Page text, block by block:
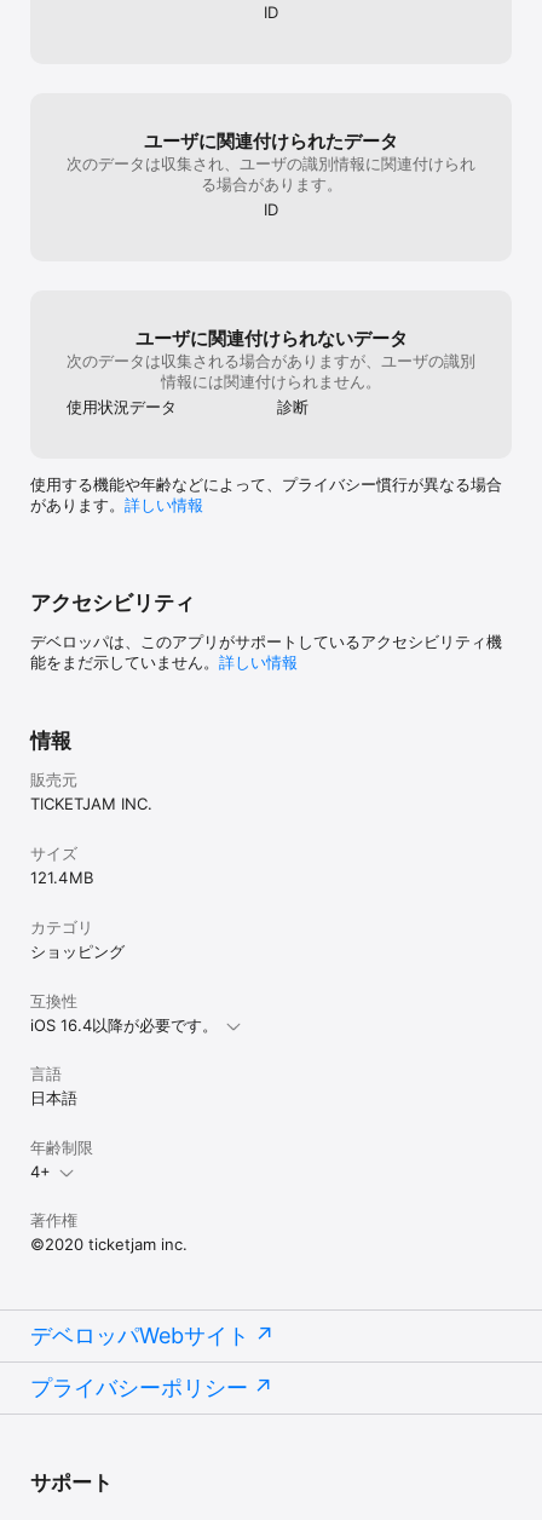
・新着アラートで欲しいチケット出品をいち早くお知らせ！
▼簡単にチケット出品できる！
・最短1分でチケット出品
・紙のチケット取引はもちろん、コンビニ発券、電子チケット、QR
▼豊富なジャンルのチケット売買！
【取り扱いジャンル（一部）】
・ライブ/コンサート
ロック/アイドル/K-POP/J-POP/声優/アニメ/歌い
・スポーツ
野球/サッカー/フィギュアスケート/バレエ/ダンス/プロレス/格闘
・イベント/フェス/テーマパーク
国内外の人気アーティストの公演や音楽フェス、芸人のライブや人
買い損ねた人も・誰かに譲りたい人も「チケジャム」ならすぐに見
つかる！
＼5つのサポートで安心・安全なチケット取引を／
1. 安心できるお金のやりとり：チケット代金は一度運営にてお預か
2. 入場補償システム「あんしん補償プレミアム」：万が一入場でき
なかった場合の返金補償サービスです
にお問い合わせください
5. 高額転売への徹底した取り組み
【手数料】
・サービスの基本利用は無料です。
以下の場合にのみ、所定の手数料が発生します。
▼チケット購入者
・チケット購入時および決済時
・取引完了時
・売上金の振り込み時
※チケット購入・チケット出品にはチケジャムへの会員登録（無料）
が必要となります。
ID
ユーザに関連付けられたデータ
次のデータは収集され、ユーザの識別情報に関連付けられ
る場合があります。
ID
ユーザに関連付けられないデータ
次のデータは収集される場合がありますが、ユーザの識別
情報には関連付けられません。
使用状況データ
診断
使用する機能や年齢などによって、プライバシー慣行が異なる場合
があります。 詳しい情報
アクセシビリティ
デベロッパは、このアプリがサポートしているアクセシビリティ機
能をまだ示していません。 詳しい情報
情報
販売元
TICKETJAM INC.
サイズ
121.4 MB
カテゴリ
ショッピング
互換性
iOS 16.4以降が必要です。
言語
日本語
年齢制限
4+
著作権
©2020 ticketjam inc.
デベロッパWebサイト
プライバシーポリシー
サポート